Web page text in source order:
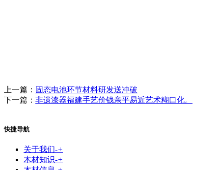
上一篇： 固态电池环节材料研发送冲破
下一篇： 非遗漆器福建手艺价钱亲平易近艺术糊口化。
快捷导航
关于我们-+
木材知识-+